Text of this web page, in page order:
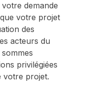
demande
votre projet
des
acteurs du
privilégiées
votre projet.